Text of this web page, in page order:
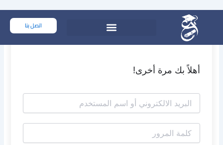
المحتوى
اتصل بنا
أهلاً بك مرة أخرى!